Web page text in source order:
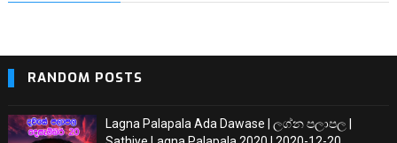
RANDOM POSTS
Lagna Palapala Ada Dawase | ලග්න පලාපල |